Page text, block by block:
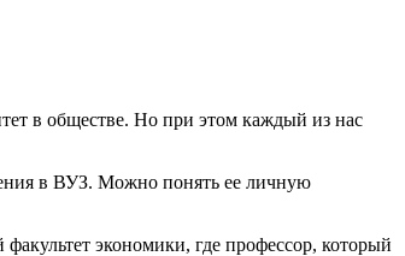
в обществе. Но при этом каждый из нас
в ВУЗ. Можно понять ее личную
экономики, где профессор, который